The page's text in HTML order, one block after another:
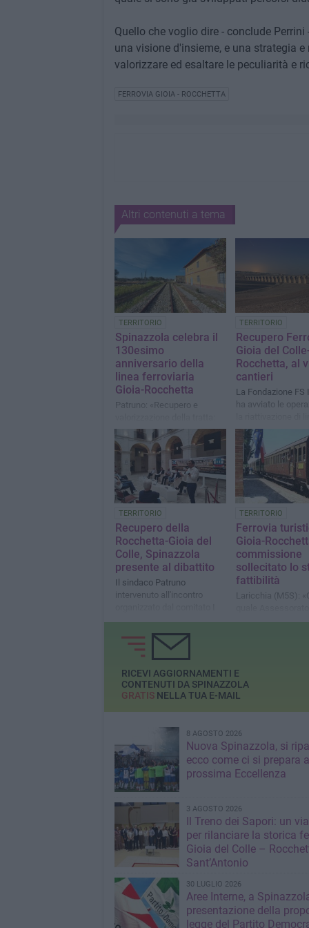
Quello che voglio dire - conclude
una visione d'insieme, e una strategia
valorizzare ed esaltare le peculiarità e
FERROVIA GIOIA - ROCCHETTA
Altri contenuti a tema
TERRITORIO
Spinazzola celebra il
130esimo
anniversario della
linea ferroviaria
Gioia-Rocchetta
Patruno: «Recupero e
una sfida per tutto il
territorio al fine del
miglioramento dell'offerta
TERRITORIO
Recupero
Gioia del
Rocchetta, al
cantieri
La Fondazione FS
ha avviato le
ferroviarie
turistico
TERRITORIO
Recupero della
Rocchetta-Gioia del
Colle, Spinazzola
presente al dibattito
Il sindaco Patruno
intervenuto all'incontro
treni di Tozeur
TERRITORIO
Ferrovia
Gioia-
commissione
sollecitato lo
fattibilità
Laricchia (M5S):
quale
occuparsi della
RICEVI AGGIORNAMENTI E
CONTENUTI DA SPINAZZOLA
GRATISNELLA TUA E-MAIL
8 AGOSTO 2026
Nuova Spinazzola, si
ecco come ci si prepara
prossima Eccellenza
3 AGOSTO 2026
Il Treno dei Sapori: un
per rilanciare la storica
Gioia del Colle –
Sant’Antonio
30 LUGLIO 2026
Aree Interne, a
presentazione della
legge del Partito